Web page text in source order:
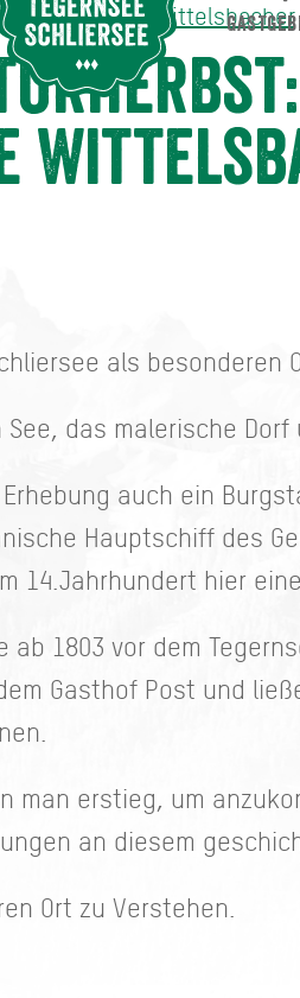
und die Wittelsbacher
als besonderen
das malerische
auch ein
Hauptschiff des
14.Jahrhundert hier
1803 vor dem
Gasthof Post und
man erstieg, um
an diesem
Ort zu Verstehen.
die Wittelsbacher